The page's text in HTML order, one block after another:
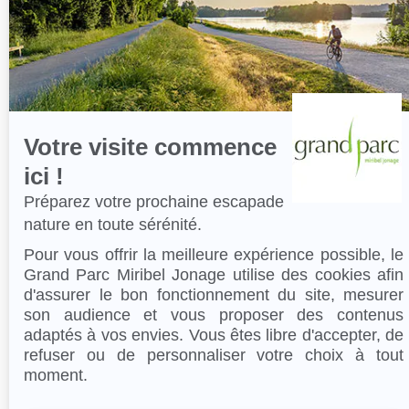
sur
Axeptio
Votre visite commence
ici !
Préparez votre prochaine escapade
nature en toute sérénité.
Pour vous offrir la meilleure expérience possible, le
Grand Parc Miribel Jonage utilise des cookies afin
d'assurer le bon fonctionnement du site, mesurer
son audience et vous proposer des contenus
adaptés à vos envies. Vous êtes libre d'accepter, de
refuser ou de personnaliser votre choix à tout
moment.